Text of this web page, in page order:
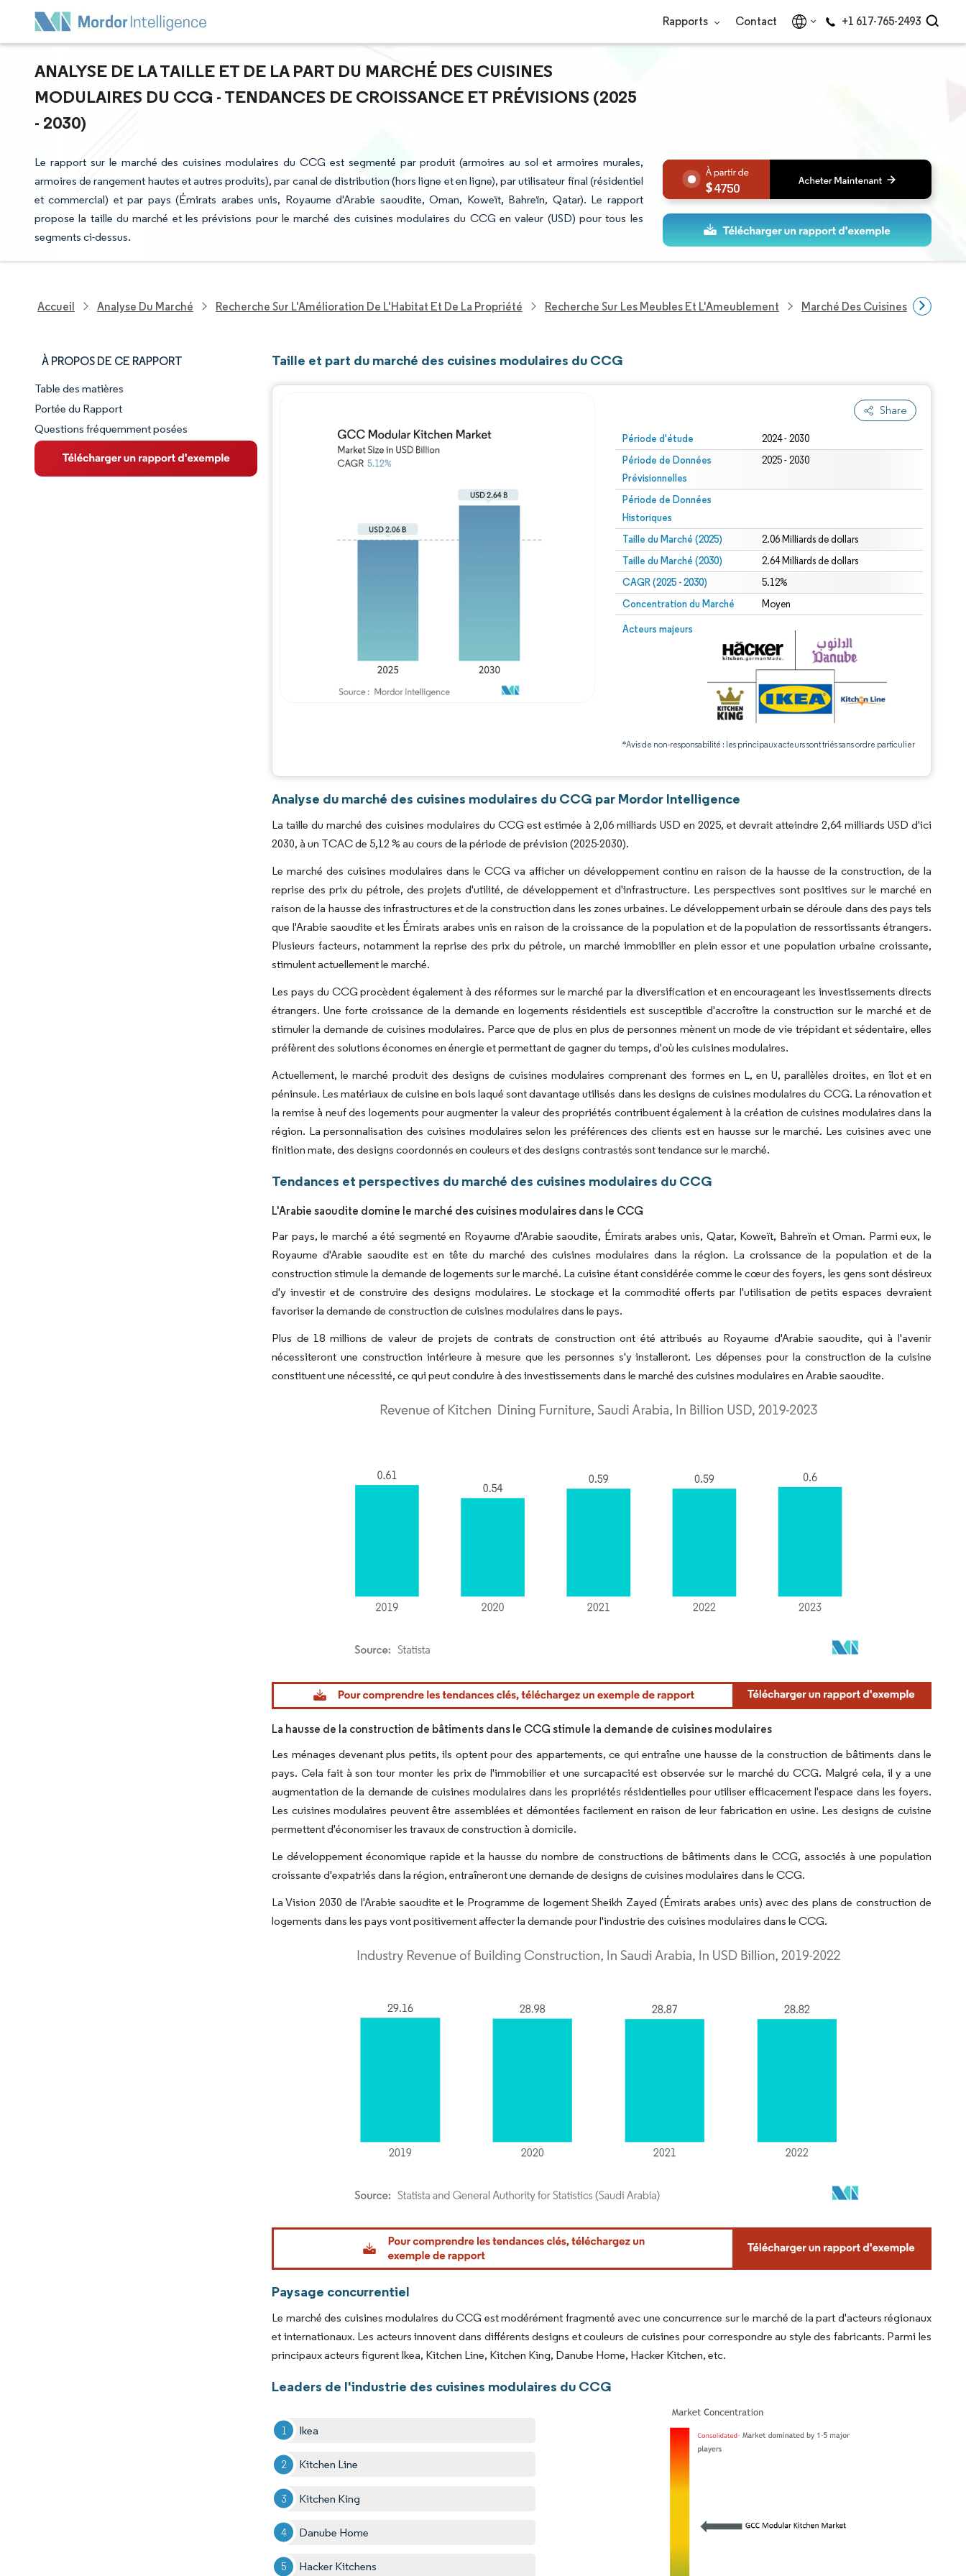
Rapports Contact +1 617-765-2493
ANALYSE DE LA TAILLE ET DE LA PART DU MARCHÉ DES CUISINES
MODULAIRES DU CCG - TENDANCES DE CROISSANCE ET PRÉVISIONS (2025
- 2030)
Le rapport sur le marché des cuisines modulaires du CCG est segmenté par produit (armoires au sol et armoires murales,
armoires de rangement hautes et autres produits), par canal de distribution (hors ligne et en ligne), par utilisateur final (résidentiel
et commercial) et par pays (Émirats arabes unis, Royaume d'Arabie saoudite, Oman, Koweït, Bahreïn, Qatar). Le rapport
propose la taille du marché et les prévisions pour le marché des cuisines modulaires du CCG en valeur (USD) pour tous les
segments ci-dessus.
4750
Accueil Analyse Du Marché Recherche Sur L'Amélioration De L'Habitat Et De La Propriété Recherche Sur Les Meubles Et L'Ameublement Marché Des Cuisines
À PROPOS DE CE RAPPORT
Aperçu du marché
VUE D’ENSEMBLE DU MARCHÉ
Principales tendances du marché
Table des matières
Portée du Rapport
Questions fréquemment posées
Taille et part du marché des cuisines modulaires du CCG
Share
Période d'étude 2024 - 2030
Période de Données
Prévisionnelles
2025 - 2030
Période de Données
Historiques
Taille du Marché (2025)
2.06 Milliards de dollars
Taille du Marché (2030) 2.64 Milliards de dollars
CAGR (2025 - 2030) 5.12%
Concentration du Marché Moyen
Acteurs majeurs
*Avis de non-responsabilité : les principaux acteurs sont triés sans ordre particulier
Analyse du marché des cuisines modulaires du CCG par Mordor Intelligence
La taille du marché des cuisines modulaires du CCG est estimée à 2,06 milliards USD en 2025, et devrait atteindre 2,64 milliards USD d'ici
2030, à un TCAC de 5,12 % au cours de la période de prévision (2025-2030).
Le marché des cuisines modulaires dans le CCG va afficher un développement continu en raison de la hausse de la construction, de la
reprise des prix du pétrole, des projets d'utilité, de développement et d'infrastructure. Les perspectives sont positives sur le marché en
raison de la hausse des infrastructures et de la construction dans les zones urbaines. Le développement urbain se déroule dans des pays tels
que l'Arabie saoudite et les Émirats arabes unis en raison de la croissance de la population et de la population de ressortissants étrangers.
Plusieurs facteurs, notamment la reprise des prix du pétrole, un marché immobilier en plein essor et une population urbaine croissante,
stimulent actuellement le marché.
Les pays du CCG procèdent également à des réformes sur le marché par la diversification et en encourageant les investissements directs
étrangers. Une forte croissance de la demande en logements résidentiels est susceptible d'accroître la construction sur le marché et de
stimuler la demande de cuisines modulaires. Parce que de plus en plus de personnes mènent un mode de vie trépidant et sédentaire, elles
préfèrent des solutions économes en énergie et permettant de gagner du temps, d'où les cuisines modulaires.
Actuellement, le marché produit des designs de cuisines modulaires comprenant des formes en L, en U, parallèles droites, en îlot et en
péninsule. Les matériaux de cuisine en bois laqué sont davantage utilisés dans les designs de cuisines modulaires du CCG. La rénovation et
la remise à neuf des logements pour augmenter la valeur des propriétés contribuent également à la création de cuisines modulaires dans la
région. La personnalisation des cuisines modulaires selon les préférences des clients est en hausse sur le marché. Les cuisines avec une
finition mate, des designs coordonnés en couleurs et des designs contrastés sont tendance sur le marché.
Tendances et perspectives du marché des cuisines modulaires du CCG
L'Arabie saoudite domine le marché des cuisines modulaires dans le CCG
Par pays, le marché a été segmenté en Royaume d'Arabie saoudite, Émirats arabes unis, Qatar, Koweït, Bahreïn et Oman. Parmi eux, le
Royaume d'Arabie saoudite est en tête du marché des cuisines modulaires dans la région. La croissance de la population et de la
construction stimule la demande de logements sur le marché. La cuisine étant considérée comme le cœur des foyers, les gens sont désireux
d'y investir et de construire des designs modulaires. Le stockage et la commodité offerts par l'utilisation de petits espaces devraient
favoriser la demande de construction de cuisines modulaires dans le pays.
Plus de 18 millions de valeur de projets de contrats de construction ont été attribués au Royaume d'Arabie saoudite, qui à l'avenir
nécessiteront une construction intérieure à mesure que les personnes s'y installeront. Les dépenses pour la construction de la cuisine
constituent une nécessité, ce qui peut conduire à des investissements dans le marché des cuisines modulaires en Arabie saoudite.
Image © Mordor Intelligence. La réutilisation nécessite une attribution sous CC BY 4.0.
La hausse de la construction de bâtiments dans le CCG stimule la demande de cuisines modulaires
Les ménages devenant plus petits, ils optent pour des appartements, ce qui entraîne une hausse de la construction de bâtiments dans le
pays. Cela fait à son tour monter les prix de l'immobilier et une surcapacité est observée sur le marché du CCG. Malgré cela, il y a une
augmentation de la demande de cuisines modulaires dans les propriétés résidentielles pour utiliser efficacement l'espace dans les foyers.
Les cuisines modulaires peuvent être assemblées et démontées facilement en raison de leur fabrication en usine. Les designs de cuisine
permettent d'économiser les travaux de construction à domicile.
Le développement économique rapide et la hausse du nombre de constructions de bâtiments dans le CCG, associés à une population
croissante d'expatriés dans la région, entraîneront une demande de designs de cuisines modulaires dans le CCG.
La Vision 2030 de l'Arabie saoudite et le Programme de logement Sheikh Zayed (Émirats arabes unis) avec des plans de construction de
logements dans les pays vont positivement affecter la demande pour l'industrie des cuisines modulaires dans le CCG.
Image © Mordor Intelligence. La réutilisation nécessite une attribution sous CC BY 4.0.
Paysage concurrentiel
Le marché des cuisines modulaires du CCG est modérément fragmenté avec une concurrence sur le marché de la part d'acteurs régionaux
et internationaux. Les acteurs innovent dans différents designs et couleurs de cuisines pour correspondre au style des fabricants. Parmi les
principaux acteurs figurent Ikea, Kitchen Line, Kitchen King, Danube Home, Hacker Kitchen, etc.
Leaders de l'industrie des cuisines modulaires du CCG
Ikea
Kitchen Line
Kitchen King
Danube Home
Hacker Kitchens